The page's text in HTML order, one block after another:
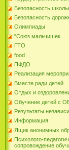
Безопасность
Безопасность
Олимпиады
"Союз мальчишек...
ГТО
food
ПФДО
Реализация
Вместе ради детей
Отдых и
Обучение детей с
Результаты
Информация
Ящик анонимных
Психолого-
сопровождение